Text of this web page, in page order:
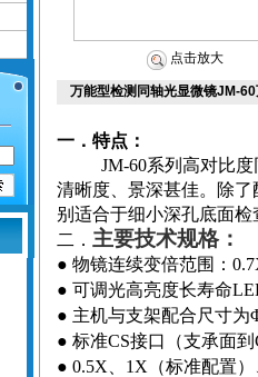
点击放大
万能型检测同轴光显微镜JM-
一．特点：
JM-60系列高对比
清晰度、景深甚佳。除
别适合于细小深孔底面检
二． 主要技术规格：
● 物镜连续变倍范围：
● 可调光高亮度长寿命
● 主机与支架配合尺寸为
● 标准CS接口（支承面到
● 0.5X
1X （标准配置